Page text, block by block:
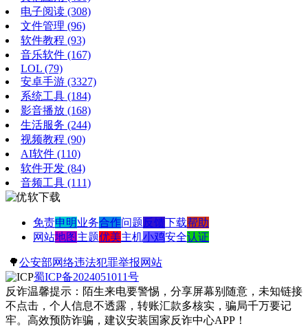
电子阅读 (308)
文件管理 (96)
软件教程 (93)
音乐软件 (167)
LOL (79)
安卓手游 (3327)
系统工具 (184)
影音播放 (168)
生活服务 (244)
视频教程 (90)
AI软件 (110)
软件开发 (84)
音频工具 (111)
免责申明业务合作问题反馈下载帮助
网站地图 主题优美主机小鸡安全认证
🌳公安部网络违法犯罪举报网站
蜀ICP备2024051011号
反诈温馨提示：陌生来电要警惕，分享屏幕别随意，未知链接
不点击，个人信息不透露，转账汇款多核实，骗局千万要记
牢。高效预防诈骗，建议安装国家反诈中心APP！